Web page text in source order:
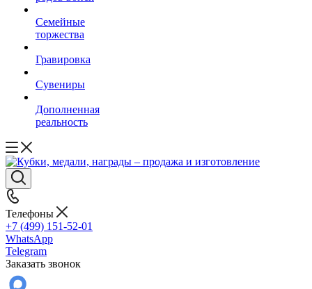
Семейные
торжества
Гравировка
Сувениры
Дополненная
реальность
Телефоны
+7 (499) 151-52-01
WhatsApp
Telegram
Заказать звонок